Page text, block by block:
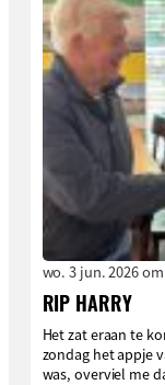
wo. 3 jun. 2026
RIP HARRY
Het zat eraan te
zondag het appje
was, overviel me